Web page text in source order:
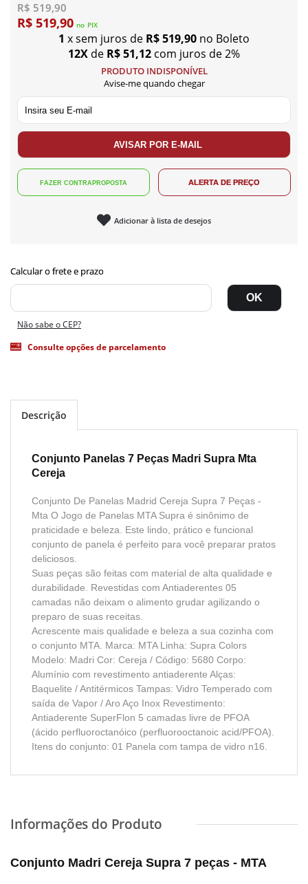
R$ 519,90
R$ 519,90 no PIX
1 x sem juros de R$ 519,90 no Boleto
12X de R$ 51,12 com juros de 2%
PRODUTO INDISPONÍVEL
Avise-me quando chegar
Adicionar à lista de desejos
Não sabe o CEP?
Consulte opções de parcelamento
Descrição
Conjunto Panelas 7 Peças Madri Supra Mta
Cereja
Conjunto De Panelas Madrid Cereja Supra 7 Peças -
Mta O Jogo de Panelas MTA Supra é sinônimo de
praticidade e beleza. Este lindo, prático e funcional
conjunto de panela é perfeito para você preparar pratos
deliciosos.
Suas peças são feitas com material de alta qualidade e
durabilidade. Revestidas com Antiaderentes 05
camadas não deixam o alimento grudar agilizando o
preparo de suas receitas.
Acrescente mais qualidade e beleza a sua cozinha com
o conjunto MTA. Marca: MTA Linha: Supra Colors
Modelo: Madri Cor: Cereja / Código: 5680 Corpo:
Alumínio com revestimento antiaderente Alças:
Baquelite / Antitérmicos Tampas: Vidro Temperado com
saída de Vapor / Aro Aço Inox Revestimento:
Antiaderente SuperFlon 5 camadas livre de PFOA
(ácido perfluoroctanóico (perfluorooctanoic acid/PFOA).
Itens do conjunto: 01 Panela com tampa de vidro n16.
Conjunto Madri Cereja Supra 7 peças - MTA